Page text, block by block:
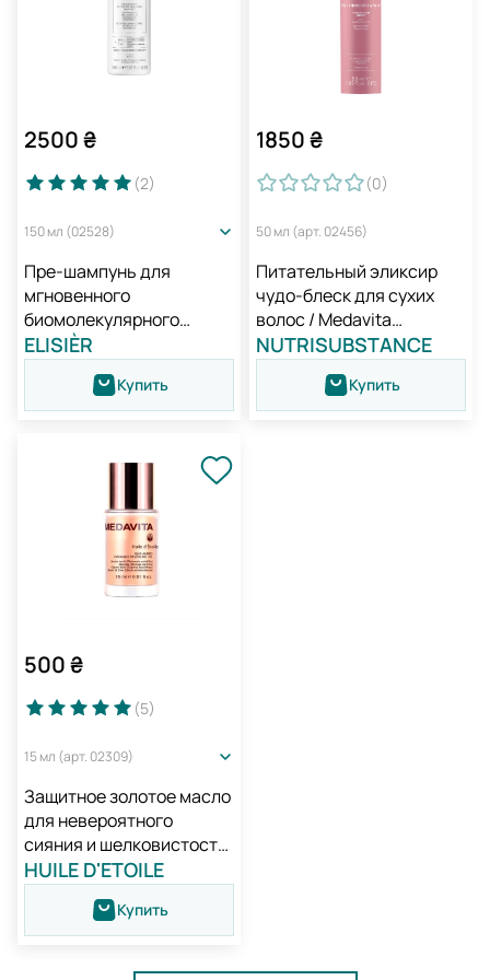
2500₴
(2)
150 мл (02528)
Пре-шампунь для
мгновенного
биомолекулярного
восстановления
профессиональный /
Medavita Elisièr Instant
Bond Repair Pre-shampoo
ELISIÈR
Купить
1850₴
(0)
50 мл (арт. 02456)
Питательный эликсир
чудо-блеск для сухих
волос / Medavita
Nutrisubstance Shining
Hair Serum
NUTRISUBSTANCE
Купить
500₴
(5)
15 мл (арт. 02309)
Защитное золотое масло
для невероятного
сияния и шелковистости
волос / Medavita Huile
d'Etoile Olio Aureo
HUILE D'ETOILE
Купить